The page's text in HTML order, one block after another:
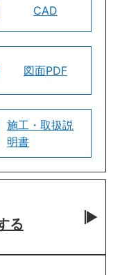
CAD
図面PDF
施工・取扱説
明書
る